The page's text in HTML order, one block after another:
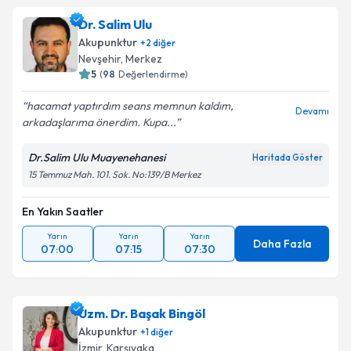
Dr. Salim Ulu
Akupunktur +2 diğer
Nevşehir, Merkez
5 (98 Değerlendirme)
hacamat yaptırdım seans memnun kaldım,
arkadaşlarıma önerdim. Kupa...
Devamı
Dr.Salim Ulu Muayenehanesi Haritada Göster
15 Temmuz Mah. 101. Sok. No:139/B Merkez
En Yakın Saatler
Yarın
07:00
Yarın
07:15
Yarın
07:30 Daha Fazla
Uzm. Dr. Başak Bingöl
Akupunktur +1diğer
İzmir, Karşıyaka